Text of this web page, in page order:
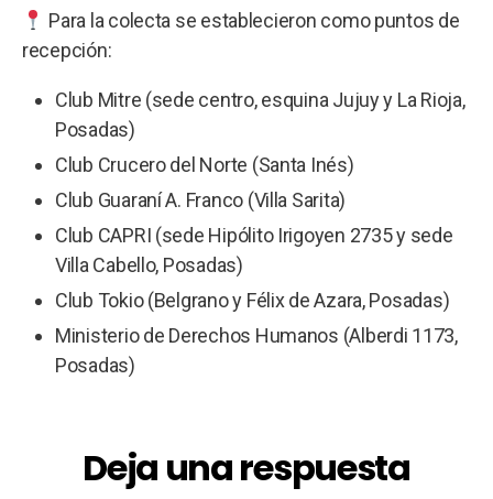
Para la colecta se establecieron como puntos de
recepción:
Club Mitre (sede centro, esquina Jujuy y La Rioja,
Posadas)
Club Crucero del Norte (Santa Inés)
Club Guaraní A. Franco (Villa Sarita)
Club CAPRI (sede Hipólito Irigoyen 2735 y sede
Villa Cabello, Posadas)
Club Tokio (Belgrano y Félix de Azara, Posadas)
Ministerio de Derechos Humanos (Alberdi 1173,
Posadas)
Deja una respuesta